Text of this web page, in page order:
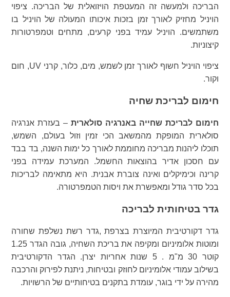
הבריכה ולמעשה זה המעטפת הויזואלית של הבריכה. ציפוי
הויניל מחזיק לאורך זמן בזכות איכותו המעולה של הויניל בו
משתמשים. הויניל עמיד בפני קרעים, מתחים וטמפרטורות
קיצוניות.
ציפוי הויניל חשוף לאורך זמן לשמש, מים, כלור, קרני UV, חום
וקור.
חימום לבריכת שחיה
חימום לבריכת שחייה באנרגיה סולארית– בעזרת אנרגיה
סולארית המופקת מהמשאב הכי זמין וזול בעולם, השמש,
תוכלו ליהנות מבריכה מחוממת לאורך כל ימות השנה, בד בבד
עם חסכון אדיר בהוצאות החשמל. המערכת עמידה בפני
קרינה וכימיקלים ואינה צוברת אבנית. היא מתאימה לבריכות
בכל סדר גודל ומאפשרת את ויסות הטמפרטורה.
גדר בטיחותית לבריכה
גדר דקורטיבית המיוצרת בצרפת ,גדר רשת נשלפת שחורה
ומוטות אלומיניום ומקיפה את בריכת השחיה, גובה הגדר 1.25
קוטר 30 מ"מ . 5 שנות אחריות יצרן. הגדר הדקורטיבית
בשילוב עמודי אלומיניום לחוזק ובטיחות, ניתנת לפירוק והרכבה
מהירה על ידי בוגר, עומדת בתקנים בטיחותיים של הרשויות.